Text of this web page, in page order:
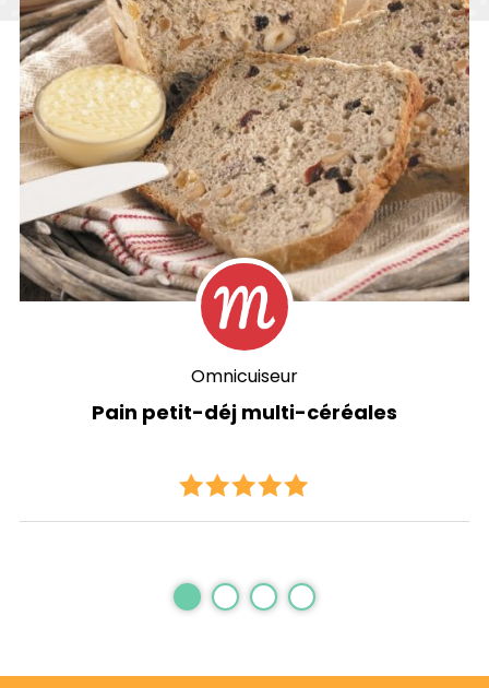
Omnicuiseur
Pain petit-déj multi-céréales